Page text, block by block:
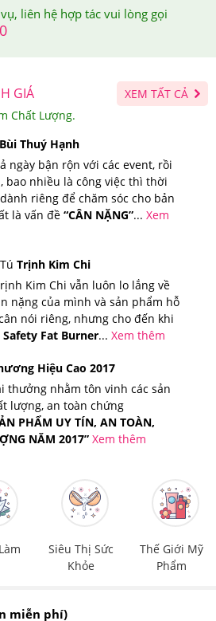
Cân An Toàn còn áp dụng tem
đảm bảo quyền lợi của người
liên hệ hợp tác vui lòng gọi
GIÁ
Chất Lượng.
XEM TẤT CẢ
Bùi Thuý Hạnh
ngày bận rộn với các event, rồi
bao nhiều là công việc thì thời
riêng để chăm sóc cho bản
là vấn đề “CÂN NẶNG”... Xem
Trịnh Kim Chi
Kim Chi vẫn luôn lo lắng về
nặng của mình và sản phẩm hỗ
nói riêng, nhưng cho đến khi
Safety Fat Burner... Xem thêm
Hiệu Cao 2017
thưởng nhằm tôn vinh các sản
lượng, an toàn chứng
PHẨM UY TÍN, AN TOÀN,
NĂM 2017” Xem thêm
Siêu Thị Sức
Khỏe
Thế Giới Mỹ
Phẩm
miễn phí)